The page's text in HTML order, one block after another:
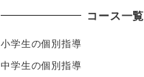
コース一覧
小学生の個別指導
中学生の個別指導